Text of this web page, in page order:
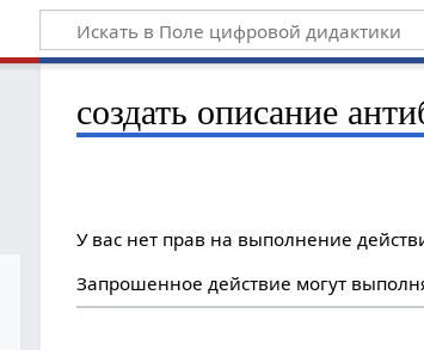
создать описание
У вас нет прав на выполнение
Запрошенное действие могут